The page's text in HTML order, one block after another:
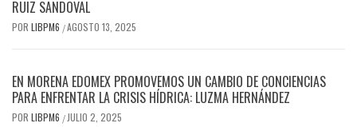
RUIZ SANDOVAL
POR LIBPM6 /AGOSTO 13, 2025
EN MORENA EDOMEX PROMOVEMOS UN CAMBIO DE CONCIENCIAS
PARA ENFRENTAR LA CRISIS HÍDRICA: LUZMA HERNÁNDEZ
POR LIBPM6 / JULIO 2, 2025